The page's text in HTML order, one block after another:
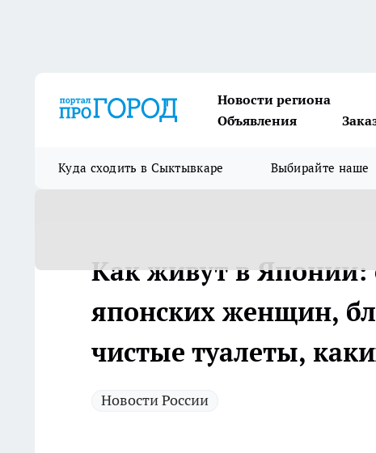
Новости региона
Объявления
Куда сходить в Сыктывкаре Выбирайте наше
Как живут в Японии:
японских женщин,
чистые туалеты,
Новости России